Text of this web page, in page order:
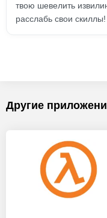
твою шевелить
расслабь свои скиллы!
Другие